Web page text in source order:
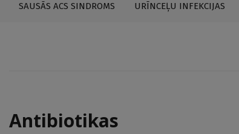
SAUSĀS ACS SINDROMS URĪNCEĻU INFEKCIJAS
Antibiotikas